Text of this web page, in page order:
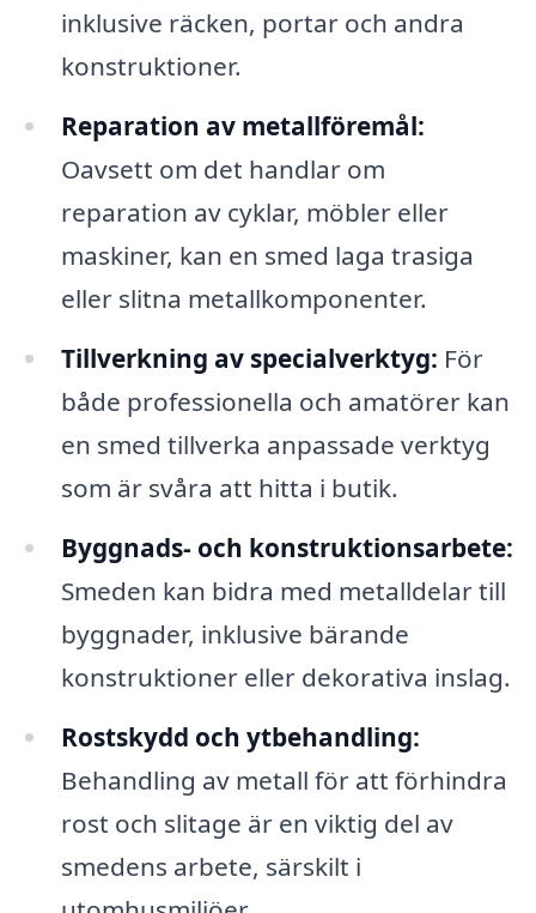
inklusive räcken, portar och andra
konstruktioner.
Reparation av metallföremål:
Oavsett om det handlar om
reparation av cyklar, möbler eller
maskiner, kan en smed laga trasiga
eller slitna metallkomponenter.
Tillverkning av specialverktyg: För
både professionella och amatörer kan
en smed tillverka anpassade verktyg
som är svåra att hitta i butik.
Byggnads- och konstruktionsarbete:
Smeden kan bidra med metalldelar till
byggnader, inklusive bärande
konstruktioner eller dekorativa inslag.
Rostskydd och ytbehandling:
Behandling av metall för att förhindra
rost och slitage är en viktig del av
smedens arbete, särskilt i